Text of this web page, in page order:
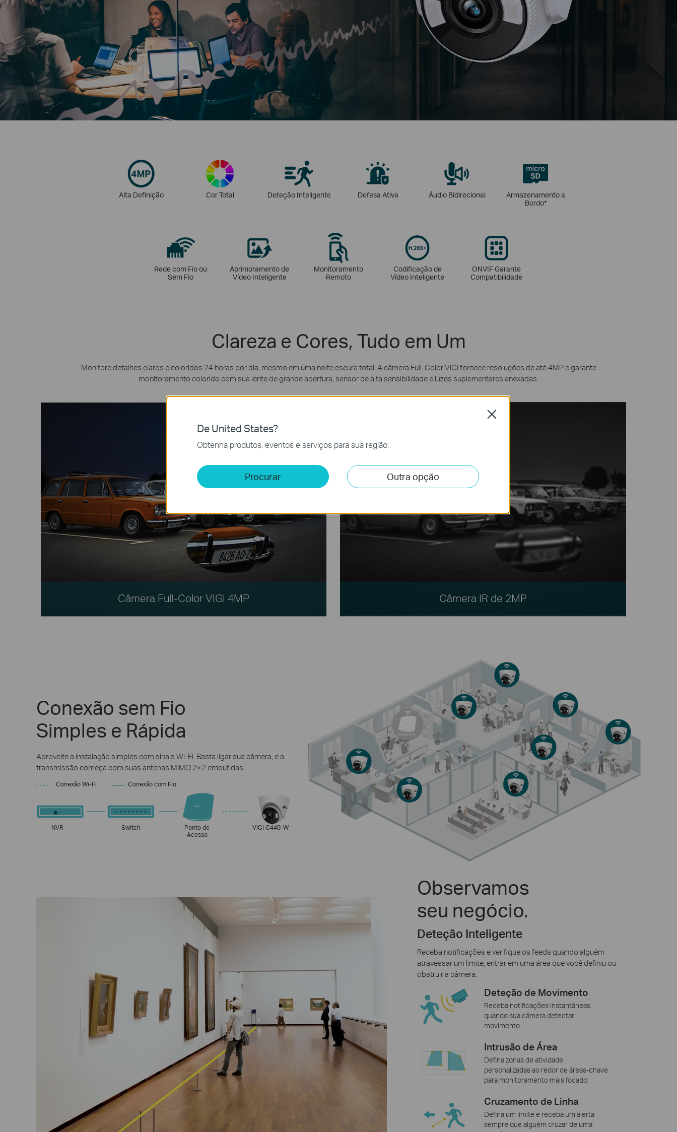
Alta Definição Cor Total Deteção Inteligente Defesa Ativa Áudio Bidirecional
Armazenamento a
Bordo*
Rede com Fio ou
Sem Fio
Aprimoramento de
Vídeo Inteligente
Monitoramento
Remoto
Codificação de
Vídeo Inteligente
ONVIF Garante
Compatibilidade
Clareza e Cores, Tudo em Um
Monitore detalhes claros e coloridos 24 horas por dia, mesmo em uma noite escura total. A câmera Full-Color VIGI fornece resoluções de até 4MP e garante
monitoramento colorido com sua lente de grande abertura, sensor de alta sensibilidade e luzes suplementares anexadas.
Câmera Full-Color VIGI 4MP Câmera IR de 2MP
Conexão sem Fio
Simples e Rápida
Aproveite a instalação simples com sinais Wi-Fi. Basta ligar sua câmera, e a
transmissão começa com suas antenas MIMO 2×2 embutidas.
NVR Switch
Ponto de
Acesso
VIGI C440-W
Conexão Wi-Fi Conexão com Fio
Observamos
seu negócio.
Deteção Inteligente
Receba notificações e verifique os feeds quando alguém
atravessar um limite, entrar em uma área que você definiu ou
obstruir a câmera.
Deteção de Movimento
Receba notificações instantâneas
quando sua câmera detectar
movimento.
Intrusão de Área
Defina zonas de atividade
personalizadas ao redor de áreas-chave
para monitoramento mais focado.
Cruzamento de Linha
Defina um limite e receba um alerta
sempre que alguém cruzar de uma
De United States?
Obtenha produtos, eventos e serviços para sua região.
Procurar Outra opção
Close